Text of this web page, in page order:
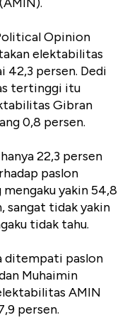
Opinion
elektabilitas
42,3 persen. Dedi
tertinggi itu
Gibran
0,8 persen.
22,3 persen
paslon
yakin 54,8
sangat tidak yakin
tidak tahu.
ditempati paslon
Muhaimin
AMIN
persen.